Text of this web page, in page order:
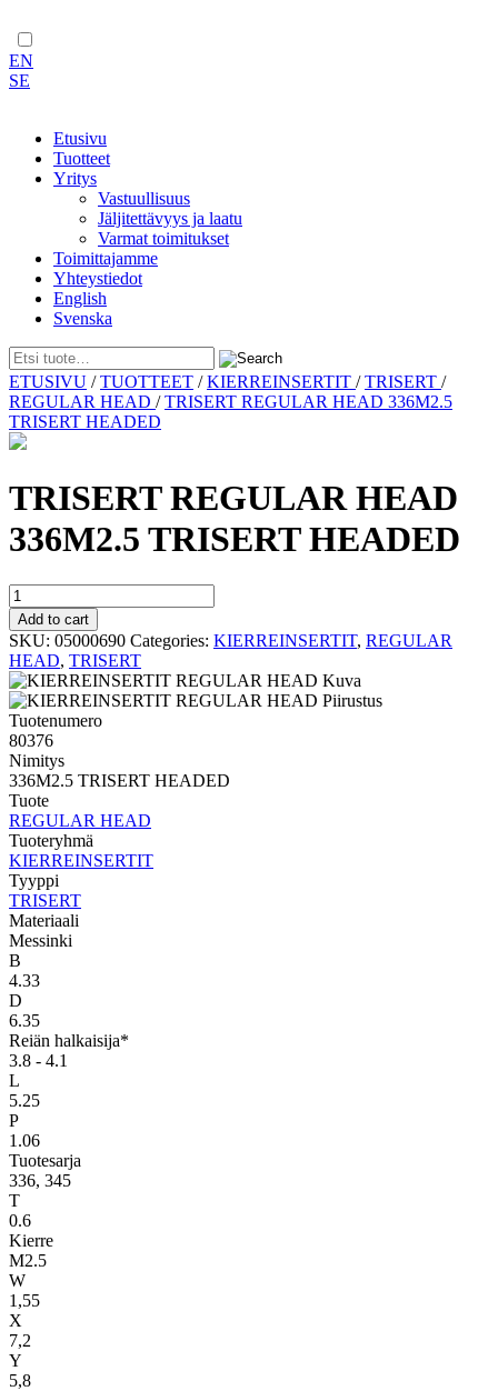
EN
SE
Etusivu
Tuotteet
Yritys
Vastuullisuus
Jäljitettävyys ja laatu
Varmat toimitukset
Toimittajamme
Yhteystiedot
English
Svenska
Skip
to
content
ETUSIVU /TUOTTEET /KIERREINSERTIT /TRISERT /
REGULAR HEAD /TRISERT REGULAR HEAD 336M2.5
TRISERT HEADED
TRISERT REGULAR HEAD
336M2.5 TRISERT HEADED
TRISERT
REGULAR
HEAD
336M2.5
TRISERT
HEADED
quantity
Add to cart
SKU: 05000690 Categories: KIERREINSERTIT, REGULAR
HEAD, TRISERT
Tuotenumero
80376
Nimitys
336M2.5 TRISERT HEADED
Tuote
REGULAR HEAD
Tuoteryhmä
KIERREINSERTIT
Tyyppi
TRISERT
Materiaali
Messinki
B
4.33
D
6.35
Reiän halkaisija*
3.8 - 4.1
L
5.25
P
1.06
Tuotesarja
336, 345
T
0.6
Kierre
M2.5
W
1,55
X
7,2
Y
5,8